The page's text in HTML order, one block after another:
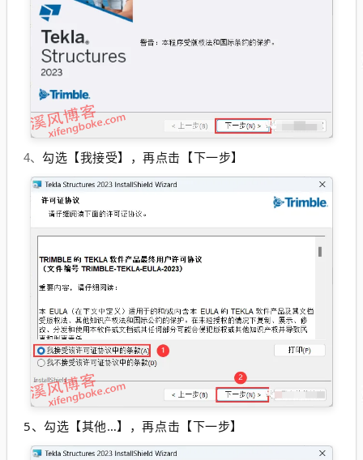
4、 勾选【我接受】，再点击【下一步】
5、勾选【其他…】，再点击【下一步】